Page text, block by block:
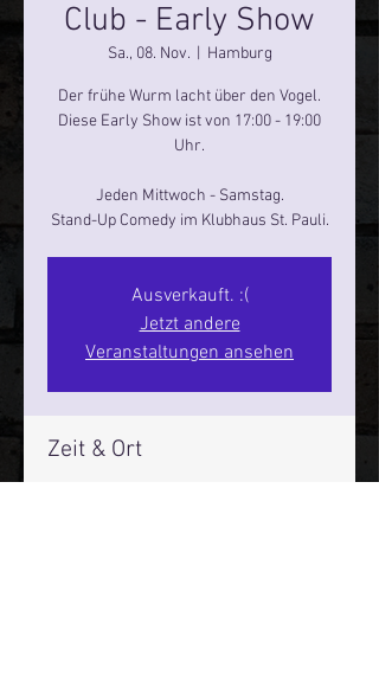
Club - Early Show
Sa., 08. Nov.
  |
Hamburg
Der frühe Wurm lacht über den Vogel.
Diese Early Show ist von 17:00 - 19:00
Uhr.
Jeden Mittwoch - Samstag.
Stand-Up Comedy im Klubhaus St. Pauli.
Ausverkauft. :(
Jetzt andere
Veranstaltungen ansehen
Zeit & Ort